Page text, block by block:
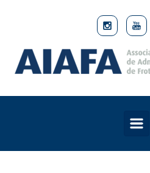
Skip to main content